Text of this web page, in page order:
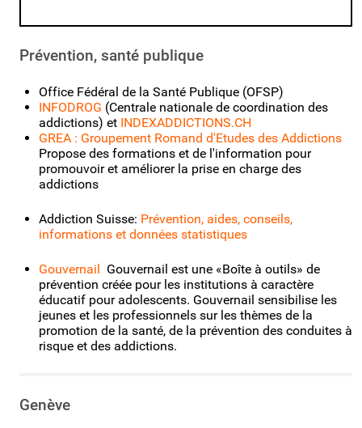
Prévention, santé publique
Office Fédéral de la Santé Publique (OFSP)
INFODROG (Centrale nationale de coordination des
addictions) et INDEXADDICTIONS.CH
GREA : Groupement Romand d'Etudes des Addictions
Propose des formations et de l'information pour
promouvoir et améliorer la prise en charge des
addictions
Addiction Suisse: Prévention, aides, conseils,
informations et données statistiques
Gouvernail Gouvernail est une «Boîte à outils» de
prévention créée pour les institutions à caractère
éducatif pour adolescents. Gouvernail sensibilise les
jeunes et les professionnels sur les thèmes de la
promotion de la santé, de la prévention des conduites à
risque et des addictions.
Genève